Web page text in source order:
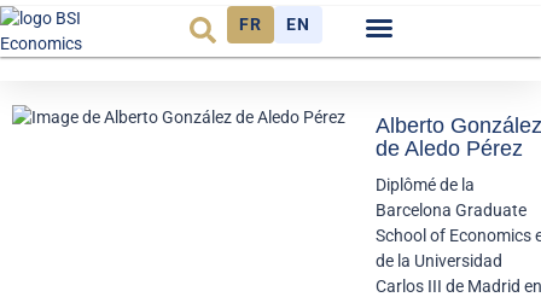
FR EN
Alberto González
de Aledo Pérez
Diplômé de la
Barcelona Graduate
School of Economics
de la Universidad
Carlos III de Madrid en